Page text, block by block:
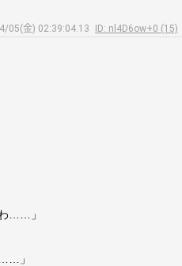
05(金) 02:39:04.13
ID: nl4D6ow+0 (15)
……」
」